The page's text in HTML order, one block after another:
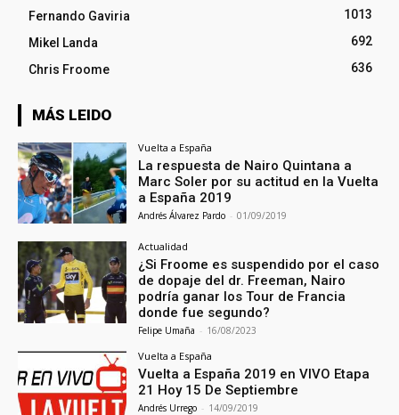
Fernando Gaviria
1013
Mikel Landa
692
Chris Froome
636
MÁS LEIDO
Vuelta a España
La respuesta de Nairo Quintana a
Marc Soler por su actitud en la Vuelta
a España 2019
Andrés Álvarez Pardo - 01/09/2019
Actualidad
¿Si Froome es suspendido por el caso
de dopaje del dr. Freeman, Nairo
podría ganar los Tour de Francia
donde fue segundo?
Felipe Umaña - 16/08/2023
Vuelta a España
Vuelta a España 2019 en VIVO Etapa
21 Hoy 15 De Septiembre
Andrés Urrego - 14/09/2019